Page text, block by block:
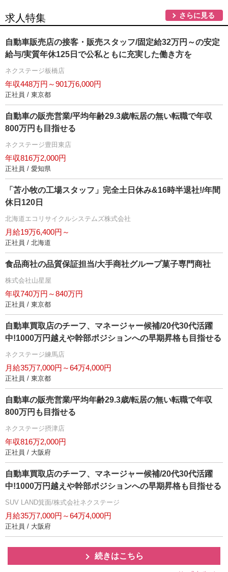
求人特集 さらに見る
自動車販売店の接客・販売スタッフ/固定給32万円～の安定
給与/実質年休125日で公私ともに充実した働き方を
ネクステージ板橋店
年収448万円～901万6,000円
正社員 / 東京都
自動車の販売営業/平均年齢29.3歳/転居の無い転職で年収
800万円も目指せる
ネクステージ豊田東店
年収816万2,000円
正社員 / 愛知県
「苫小牧の工場スタッフ」完全土日休み&16時半退社!/年間
休日120日
北海道エコリサイクルシステムズ株式会社
月給19万6,400円～
正社員 / 北海道
食品商社の品質保証担当/大手商社グループ菓子専門商社
株式会社山星屋
年収740万円～840万円
正社員 / 東京都
自動車買取店のチーフ、マネージャー候補/20代30代活躍
中!1000万円越えや幹部ポジションへの早期昇格も目指せる
ネクステージ練馬店
月給35万7,000円～64万4,000円
正社員 / 東京都
自動車の販売営業/平均年齢29.3歳/転居の無い転職で年収
800万円も目指せる
ネクステージ摂津店
年収816万2,000円
正社員 / 大阪府
自動車買取店のチーフ、マネージャー候補/20代30代活躍
中!1000万円越えや幹部ポジションへの早期昇格も目指せる
SUV LAND箕面/株式会社ネクステージ
月給35万7,000円～64万4,000円
正社員 / 大阪府
続きはこちら